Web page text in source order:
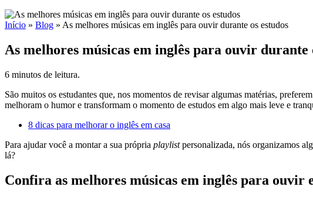
Início » Blog » As melhores músicas em inglês para ouvir durante os estudos
As melhores músicas em inglês para ouvir durante
6 minutos de leitura.
São muitos os estudantes que, nos momentos de revisar algumas matérias,
melhoram o humor e transformam o momento de estudos em algo mais leve e
8 dicas para melhorar o inglês em casa
Para ajudar você a montar a sua própria playlistpersonalizada, nós organizamos
lá?
Confira as melhores músicas em inglês para ouvir